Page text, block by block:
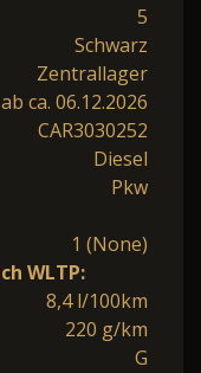
5
Schwarz
Zentrallager
ab ca. 06.12.2026
CAR3030252
Diesel
Pkw
1 (None)
WLTP:
8,4 l/100km
220 g/km
G